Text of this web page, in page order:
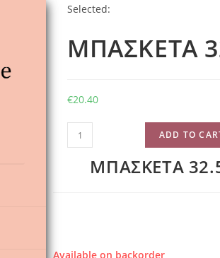
Selected:
ΜΠΑΣΚΕΤΑ
€20.40
ADD TO
ΜΠΑΣΚΕΤΑ
Available on backorder